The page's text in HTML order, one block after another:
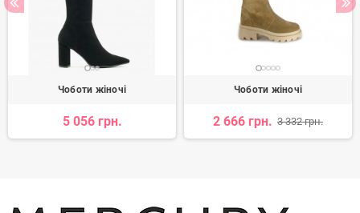
Чоботи жіночі
5 056 грн.
Чоботи жіночі
2 666 грн. 3 332 грн.